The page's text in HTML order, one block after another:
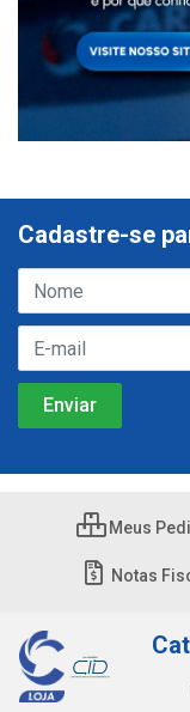
Cadastre-se
Meus
Notas